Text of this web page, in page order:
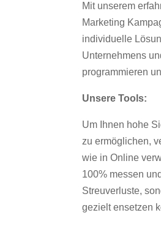
Mit unserem
Marketing
individuelle
Unternehmens
programmieren
Unsere Tools:
Um Ihnen hohe
zu ermöglichen,
wie in Online
100% messen
Streuverluste,
gezielt ensetzen